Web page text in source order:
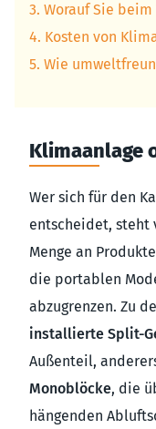
3. Worauf Sie
4. Kosten von
5. Wie
Klimaanlage
Wer sich für den
entscheidet, steht
Menge an
die portablen
abzugrenzen. Zu
installierte Split-
Außenteil,
Monoblöcke, die
hängenden